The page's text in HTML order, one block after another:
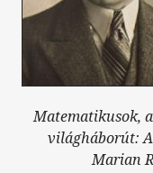
Matematikusok,
világháborút:
Marian